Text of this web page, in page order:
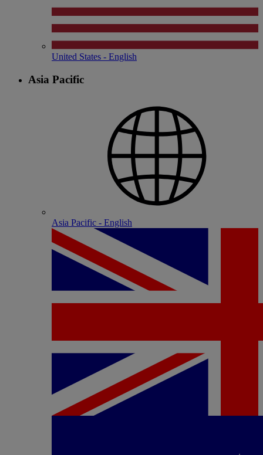
United States - English
Asia Pacific
Asia Pacific - English